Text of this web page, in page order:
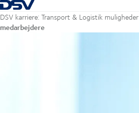
Tilbage til forsiden
DSV karriere: Transport & Logistik muligheder
medarbejdere